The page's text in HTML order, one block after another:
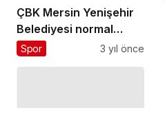
ÇBK Mersin Yenişehir
Belediyesi normal
sezonu lider tamamladı
Spor 3 yıl önce